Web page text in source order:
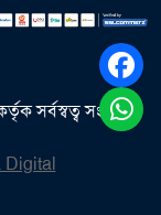
সর্বস্বত্ব সংরক্ষিত
Digital